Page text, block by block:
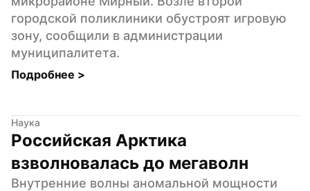
городской поликлиники обустроят игровую
зону, сообщили в администрации
муниципалитета.
Подробнее >
Наука
Российская Арктика
взволновалась до мегаволн
Внутренние волны аномальной мощности